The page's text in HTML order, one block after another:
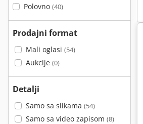
Polovno (40)
Prodajni format
Mali oglasi (54)
Aukcije (0)
Detalji
Samo sa slikama (54)
Samo sa video zapisom (8)
Uzdužne Kruћne Testere